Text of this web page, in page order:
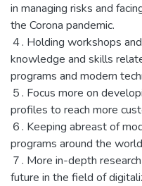
in managing risks and
the Corona pandemic.
４. Holding workshops
knowledge and skills
programs and modern
５. Focus more on
profiles to reach more
６. Keeping abreast of
programs around the
７. More in-depth
future in the field of